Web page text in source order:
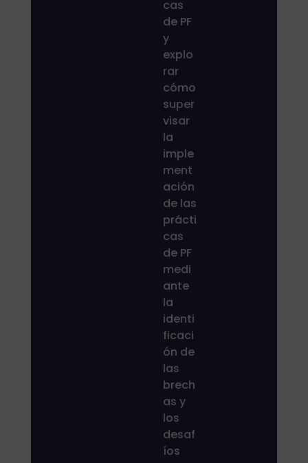
cas
de PF
y
explo
rar
cómo
super
visar
la
imple
ment
ación
de las
prácti
cas
de PF
medi
ante
la
identi
ficaci
ón de
las
brech
as y
los
desaf
íos